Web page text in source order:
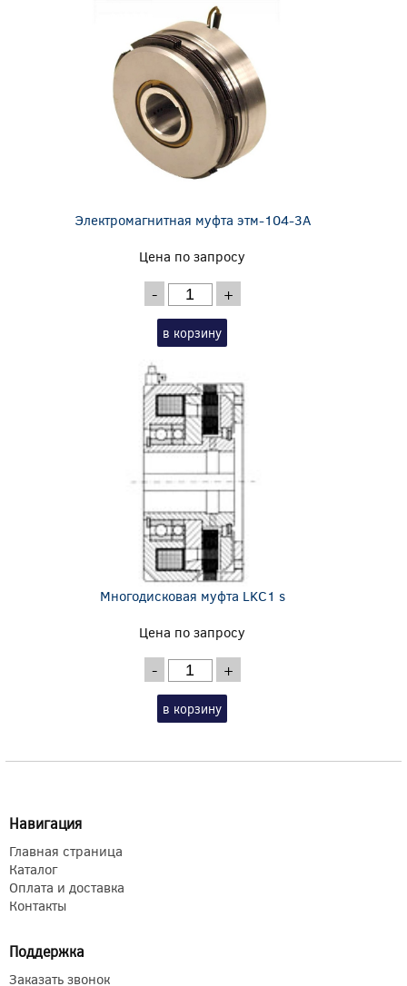
Электромагнитная муфта этм-104-3А
Цена по запросу
- +
в корзину
Многодисковая муфта LKC1 s
Цена по запросу
- +
в корзину
Навигация
Главная страница
Каталог
Оплата и доставка
Контакты
Поддержка
Заказать звонок